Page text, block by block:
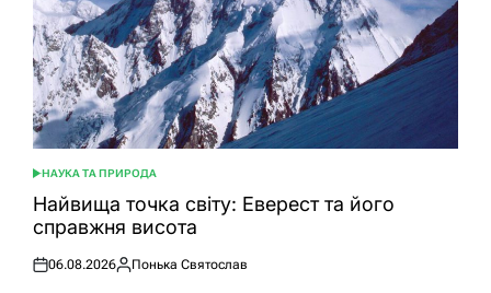
ОПУБЛІКУВАТИ
У
НАУКА ТА ПРИРОДА
Найвища точка світу: Еверест та його
справжня висота
Оприлюднено
06.08.2026
Опубліковано
Понька Святослав